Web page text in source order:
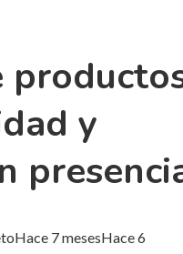
y
Hace 7 mesesHace 6